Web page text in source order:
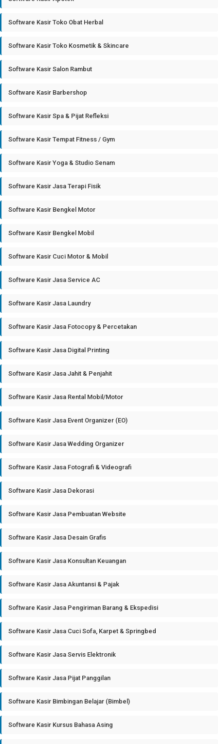
Software Kasir Toko Obat Herbal
Software Kasir Toko Kosmetik & Skincare
Software Kasir Salon Rambut
Software Kasir Barbershop
Software Kasir Spa & Pijat Refleksi
Software Kasir Tempat Fitness / Gym
Software Kasir Yoga & Studio Senam
Software Kasir Jasa Terapi Fisik
Software Kasir Bengkel Motor
Software Kasir Bengkel Mobil
Software Kasir Cuci Motor & Mobil
Software Kasir Jasa Service AC
Software Kasir Jasa Laundry
Software Kasir Jasa Fotocopy & Percetakan
Software Kasir Jasa Digital Printing
Software Kasir Jasa Jahit & Penjahit
Software Kasir Jasa Rental Mobil/Motor
Software Kasir Jasa Event Organizer (EO)
Software Kasir Jasa Wedding Organizer
Software Kasir Jasa Fotografi & Videografi
Software Kasir Jasa Dekorasi
Software Kasir Jasa Pembuatan Website
Software Kasir Jasa Desain Grafis
Software Kasir Jasa Konsultan Keuangan
Software Kasir Jasa Akuntansi & Pajak
Software Kasir Jasa Pengiriman Barang & Ekspedisi
Software Kasir Jasa Cuci Sofa, Karpet & Springbed
Software Kasir Jasa Servis Elektronik
Software Kasir Jasa Pijat Panggilan
Software Kasir Bimbingan Belajar (Bimbel)
Software Kasir Kursus Bahasa Asing